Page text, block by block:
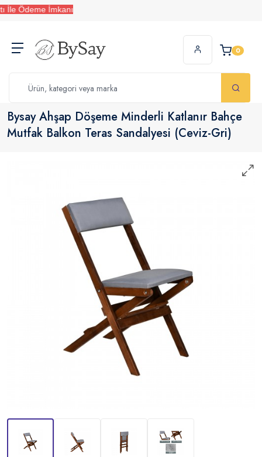
İmkanı
0
Bysay Ahşap Döşeme Minderli Katlanır Bahçe
Mutfak Balkon Teras Sandalyesi (Ceviz-Gri)